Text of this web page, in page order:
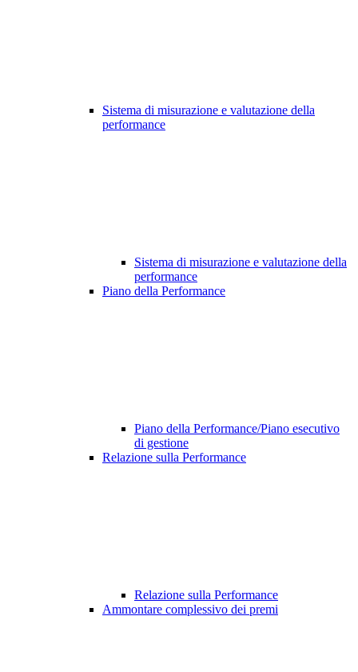
Sistema di misurazione e valutazione della
performance
Sistema di misurazione e valutazione della
performance
Piano della Performance
Piano della Performance/Piano esecutivo
di gestione
Relazione sulla Performance
Relazione sulla Performance
Ammontare complessivo dei premi